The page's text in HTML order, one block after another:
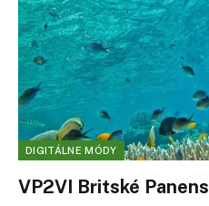
DIGITÁLNE MÓDY
VP2VI Britské